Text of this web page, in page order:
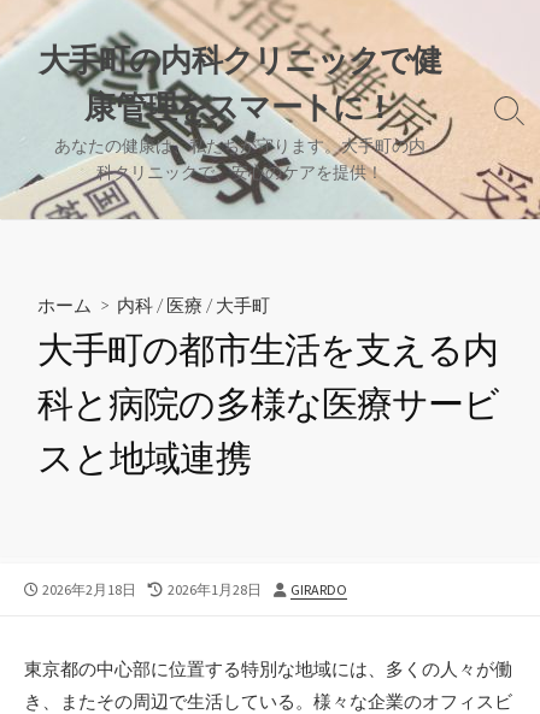
ン
ス
キ
大手町の内科クリニックで健
康管理をスマートに！
あなたの健康は、私たちが守ります。大手町の内
科クリニックで、安心のケアを提供！
検
切
り
替
ホーム > 内科 /医療 /大手町
大手町の都市生活を支える内
科と病院の多様な医療サービ
スと地域連携
公
2026年2月18日
最
新
日
2026年1月28日
投
GIRARDO
東京都の中心部に位置する特別な地域には、多くの人々が働
き、またその周辺で生活している。 様々な企業のオフィスビ